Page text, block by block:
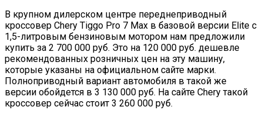
В крупном дилерском центре переднеприводный
кроссовер Chery Tiggo Pro 7 Max в базовой версии Elite с
1,5-литровым бензиновым мотором нам предложили
купить за 2 700 000 руб. Это на 120 000 руб. дешевле
рекомендованных розничных цен на эту машину,
которые указаны на официальном сайте марки.
Полноприводный вариант автомобиля в такой же
версии обойдется в 3 130 000 руб. На сайте Chery такой
кроссовер сейчас стоит 3 260 000 руб.